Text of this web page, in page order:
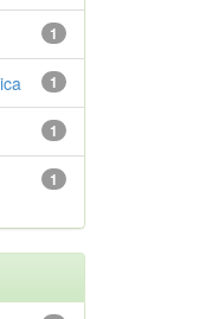
1
1
1
1